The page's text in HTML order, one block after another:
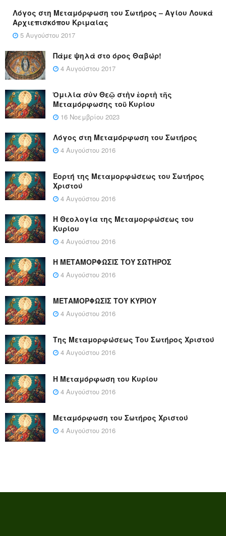
Λόγος στη Μεταμόρφωση του Σωτήρος – Αγίου Λουκά
Αρχιεπισκόπου Κριμαίας
5 Αυγούστου 2017
Πάμε ψηλά στο όρος Θαβώρ!
4 Αυγούστου 2017
Ὁμιλία σὺν Θεῷ στὴν ἑορτὴ τῆς
Μεταμόρφωσης τοῦ Κυρίου
16 Νοεμβρίου 2023
Λόγος στη Μεταμόρφωση του Σωτήρος
4 Αυγούστου 2016
Εορτή της Μεταμορφώσεως του Σωτήρος
Χριστού
4 Αυγούστου 2016
Η Θεολογία της Μεταμορφώσεως του
Κυρίου
4 Αυγούστου 2016
Η ΜΕΤΑΜΟΡΦΩΣΙΣ ΤΟΥ ΣΩΤΗΡΟΣ
4 Αυγούστου 2016
ΜΕΤΑΜΟΡΦΩΣΙΣ ΤΟΥ ΚΥΡΙΟΥ
4 Αυγούστου 2016
Της Μεταμορφώσεως Του Σωτήρος Χριστού
4 Αυγούστου 2016
Η Μεταμόρφωση του Κυρίου
4 Αυγούστου 2016
Μεταμόρφωση του Σωτήρος Χριστού
4 Αυγούστου 2016